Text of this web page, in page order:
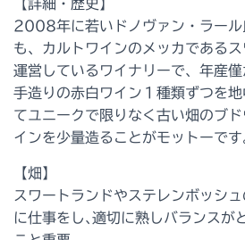
【詳細・歴史】
2008年に若いドノヴァン・ラール
も、カルトワインのメッカである
運営しているワイナリーで、年産
手造りの赤白ワイン１種類ずつを
てユニークで限りなく古い畑のブ
インを少量造ることがモットーです
【畑】
スワートランドやステレンボッシ
に仕事をし､適切に熟しバランスが